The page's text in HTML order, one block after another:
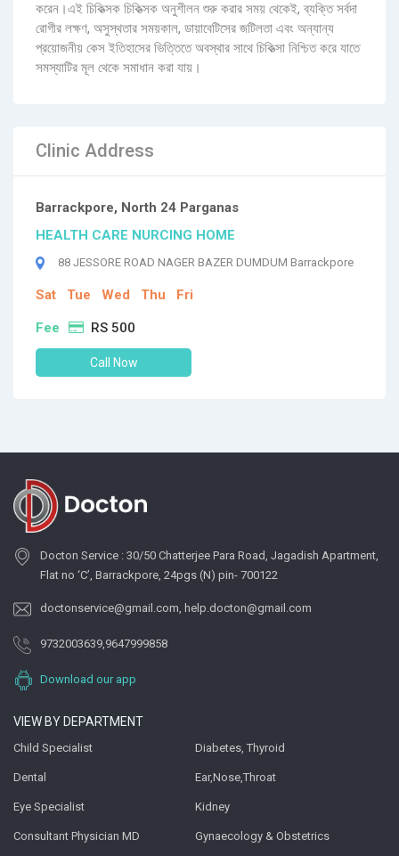
করেন।এই চিকিত্সক চিকিত্সক অনুশীলন শুরু করার সময় থেকেই, ব্যক্তি সর্বদা
রোগীর লক্ষণ, অসুস্থতার সময়কাল, ডায়াবেটিসের জটিলতা এবং অন্যান্য
প্রয়োজনীয় কেস ইতিহাসের ভিত্তিতে অবস্থার সাথে চিকিত্সা নিশ্চিত করে যাতে
সমস্যাটির মূল থেকে সমাধান করা যায়।
Clinic Address
Barrackpore, North 24 Parganas
HEALTH CARE NURCING HOME
88 JESSORE ROAD NAGER BAZER DUMDUM Barrackpore
Sat Tue Wed Thu Fri
Fee RS 500
Call Now
Docton Service : 30/50 Chatterjee Para Road, Jagadish Apartment,
Flat no ‘C’, Barrackpore, 24pgs (N) pin- 700122
doctonservice@gmail.com, help.docton@gmail.com
9732003639,9647999858
Download our app
VIEW BY DEPARTMENT
Child Specialist Diabetes, Thyroid
Dental Ear,Nose,Throat
Eye Specialist Kidney
Consultant Physician MD Gynaecology & Obstetrics